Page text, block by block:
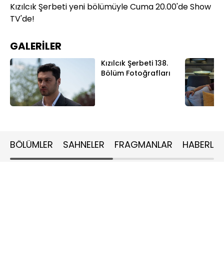
Kızılcık Şerbeti yeni bölümüyle Cuma 20.00'de Show
TV'de!
GALERİLER
Kızılcık Şerbeti 138.
Bölüm Fotoğrafları
BÖLÜMLER SAHNELER FRAGMANLAR HABERLER